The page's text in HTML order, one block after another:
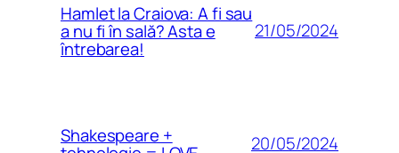
Hamlet la Craiova: A fi sau
a nu fi în sală? Asta e
întrebarea!
21/05/2024
Shakespeare + 20/05/2024